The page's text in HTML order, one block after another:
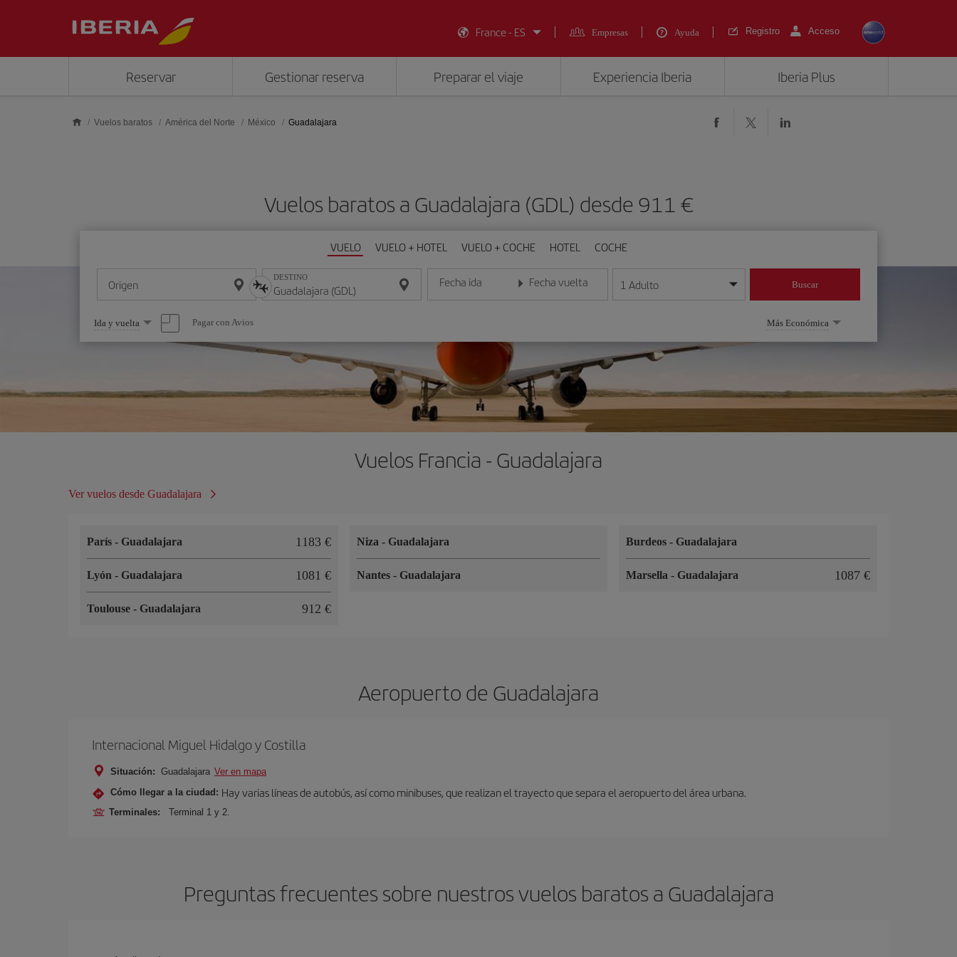
France - ES
Empresas Ayuda Registro Acceso
Reservar Gestionar reserva Preparar el viaje Experiencia Iberia Iberia Plus
Vuelos baratos América del Norte México Guadalajara
Vuelos baratos a Guadalajara (GDL) desde 911 €
VUELO VUELO + HOTEL VUELO + COCHE HOTEL COCHE
Origen DESTINO Fecha ida
Introduce la fecha en formato día/mes/año
Fecha vuelta
Introduce la fecha en formato día/mes/año
1 Adulto Buscar
Seleccione
una
opción
Ida y vuelta Pagar con Avios Más Económica
Vuelos Francia - Guadalajara
Ver vuelos desde Guadalajara
París - Guadalajara 1183 €
Lyón - Guadalajara 1081 €
Toulouse - Guadalajara 912 €
Niza - Guadalajara
Nantes - Guadalajara
Burdeos- Guadalajara
Marsella- Guadalajara 1087 €
Aeropuerto de Guadalajara
Internacional Miguel Hidalgo y Costilla
Situación: Guadalajara Ver en mapa
Cómo llegar a la ciudad: Hay varias líneas de autobús, así como minibuses, que realizan el trayecto que separa el aeropuerto del área urbana.
Terminales: Terminal 1 y 2.
Preguntas frecuentes sobre nuestros vuelos baratos a Guadalajara